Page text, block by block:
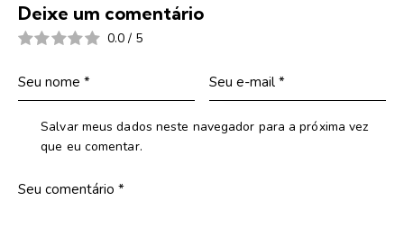
Deixe um comentário
0.0 / 5
Salvar meus dados neste navegador para a próxima vez
que eu comentar.